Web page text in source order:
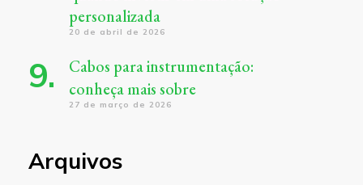
personalizada
20 de abril de 2026
Cabos para instrumentação:
conheça mais sobre
27 de março de 2026
Arquivos